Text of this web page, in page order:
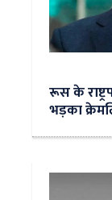
रूस के
भड़का